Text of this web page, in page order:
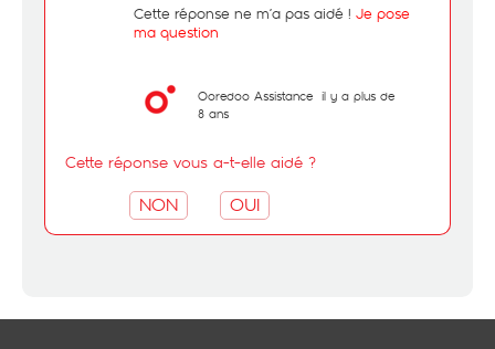
Cette réponse ne m’a pas aidé ! Je pose
ma question
Ooredoo Assistance il y a plus de
8 ans
Cette réponse vous a-t-elle aidé ?
NON OUI